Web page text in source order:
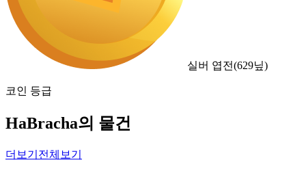
실버 엽전(629닢)
코인 등급
HaBracha의 물건
더보기 전체보기